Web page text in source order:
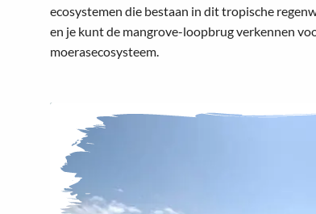
ecosystemen die bestaan in dit tropische
en je kunt de mangrove-loopbrug verkennen
moerasecosysteem.